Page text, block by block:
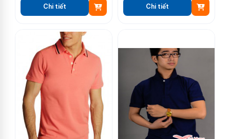
Chi tiết Chi tiết